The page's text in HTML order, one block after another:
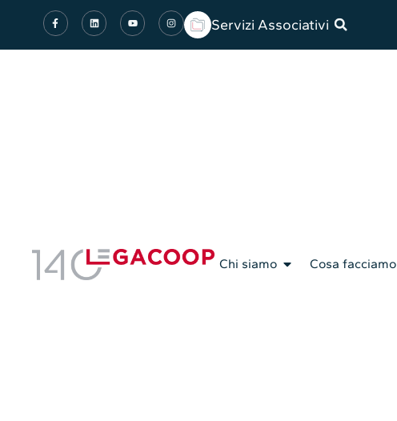
Servizi Associativi
Chi siamo Cosa facciamo